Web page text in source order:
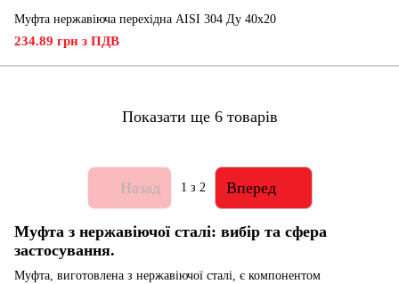
Муфта нержавіюча перехідна AISI 304 Ду 40х20
234.89 грн з ПДВ
Показати ще 6 товарів
Назад 1 з 2 Вперед
Муфта з нержавіючої сталі: вибір та сфера
застосування.
Муфта, виготовлена з нержавіючої сталі, є компонентом